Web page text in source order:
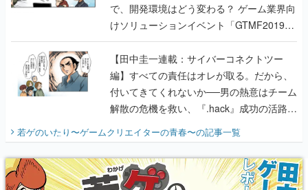
で、開発環境はどう変わる？ ゲーム業界向
けソリューションイベント「GTMF2019」
に行って、より理解を深めよう【PR】
【田中圭一連載：サイバーコネクトツー
編】すべての責任はオレが取る。だから、
付いてきてくれないか──男の熱意はチーム
解散の危機を救い、『.hack』成功の活路を
開く。業界の快男児・松山 洋に流れる血は
『少年ジャンプ』色だった【若ゲのいた
り】
若ゲのいたり〜ゲームクリエイターの青春〜の記事一覧